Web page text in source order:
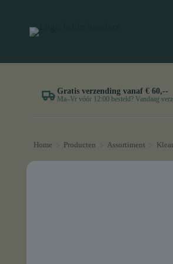
Gratis verzending vanaf € 60,--
Ma–Vr vóór 12:00 besteld? Vandaag
Home Producten Assortiment